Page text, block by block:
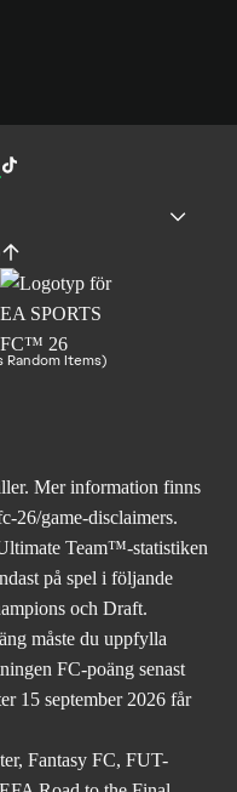
Random Items)
Merinformation finns
26/game-disclaimers.
Team™-statistiken
på spel i följande
och Draft.
måste du uppfylla
FC-poäng senast
15 september 2026 får
Fantasy FC, FUT-